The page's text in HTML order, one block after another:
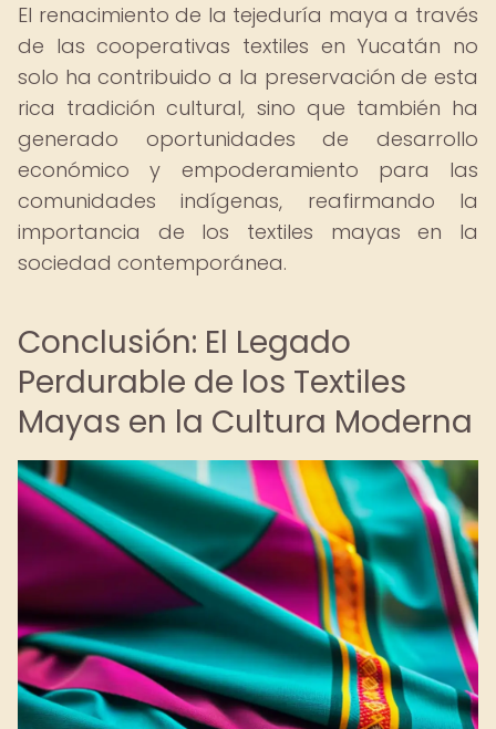
El renacimiento de la tejeduría maya a través
de las cooperativas textiles en Yucatán no
solo ha contribuido a la preservación de esta
rica tradición cultural, sino que también ha
generado oportunidades de desarrollo
económico y empoderamiento para las
comunidades indígenas, reafirmando la
importancia de los textiles mayas en la
sociedad contemporánea.
Conclusión: El Legado
Perdurable de los Textiles
Mayas en la Cultura Moderna